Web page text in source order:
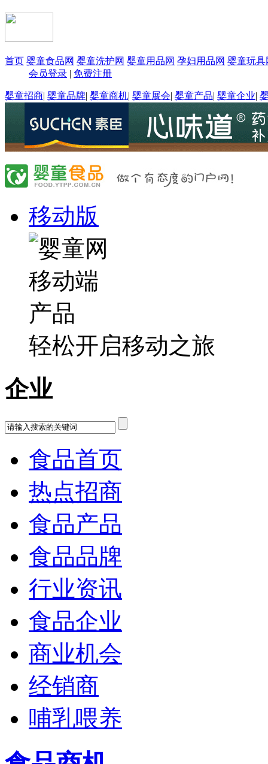
首页 婴童食品网 婴童洗护网 婴童用品网 孕妇用品网 婴童玩具
会员登录 | 免费注册
婴童招商| 婴童品牌| 婴童商机| 婴童展会| 婴童产品| 婴童企业|
移动版
轻松开启移动之旅
企业
食品首页
热点招商
食品产品
食品品牌
行业资讯
食品企业
商业机会
经销商
哺乳喂养